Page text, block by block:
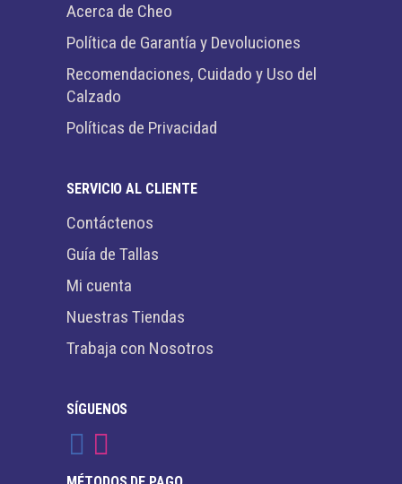
Acerca de Cheo
Política de Garantía y Devoluciones
Recomendaciones, Cuidado y Uso del
Calzado
Políticas de Privacidad
SERVICIO AL CLIENTE
Contáctenos
Guía de Tallas
Mi cuenta
Nuestras Tiendas
Trabaja con Nosotros
SÍGUENOS